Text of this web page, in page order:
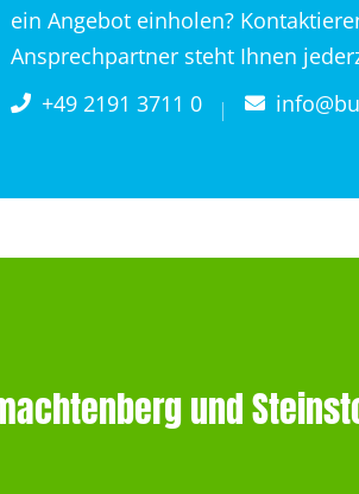
ein Angebot einholen?
Ansprechpartner steht Ihnen
+49 2191 3711 0
und